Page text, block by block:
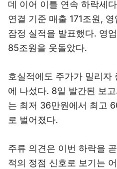
데 이어 이틀 연속 하락세
연결 기준 매출 171조원,
잠정 실적을 발표했다. 영
85조원을 웃돌았다.
호실적에도 주가가 밀리자
에 나섰다. 8일 발간된 보
는 최저 36만원에서 최고
로 벌어졌다.
주류 의견은 이번 하락을
적의 정점 신호로 보기는